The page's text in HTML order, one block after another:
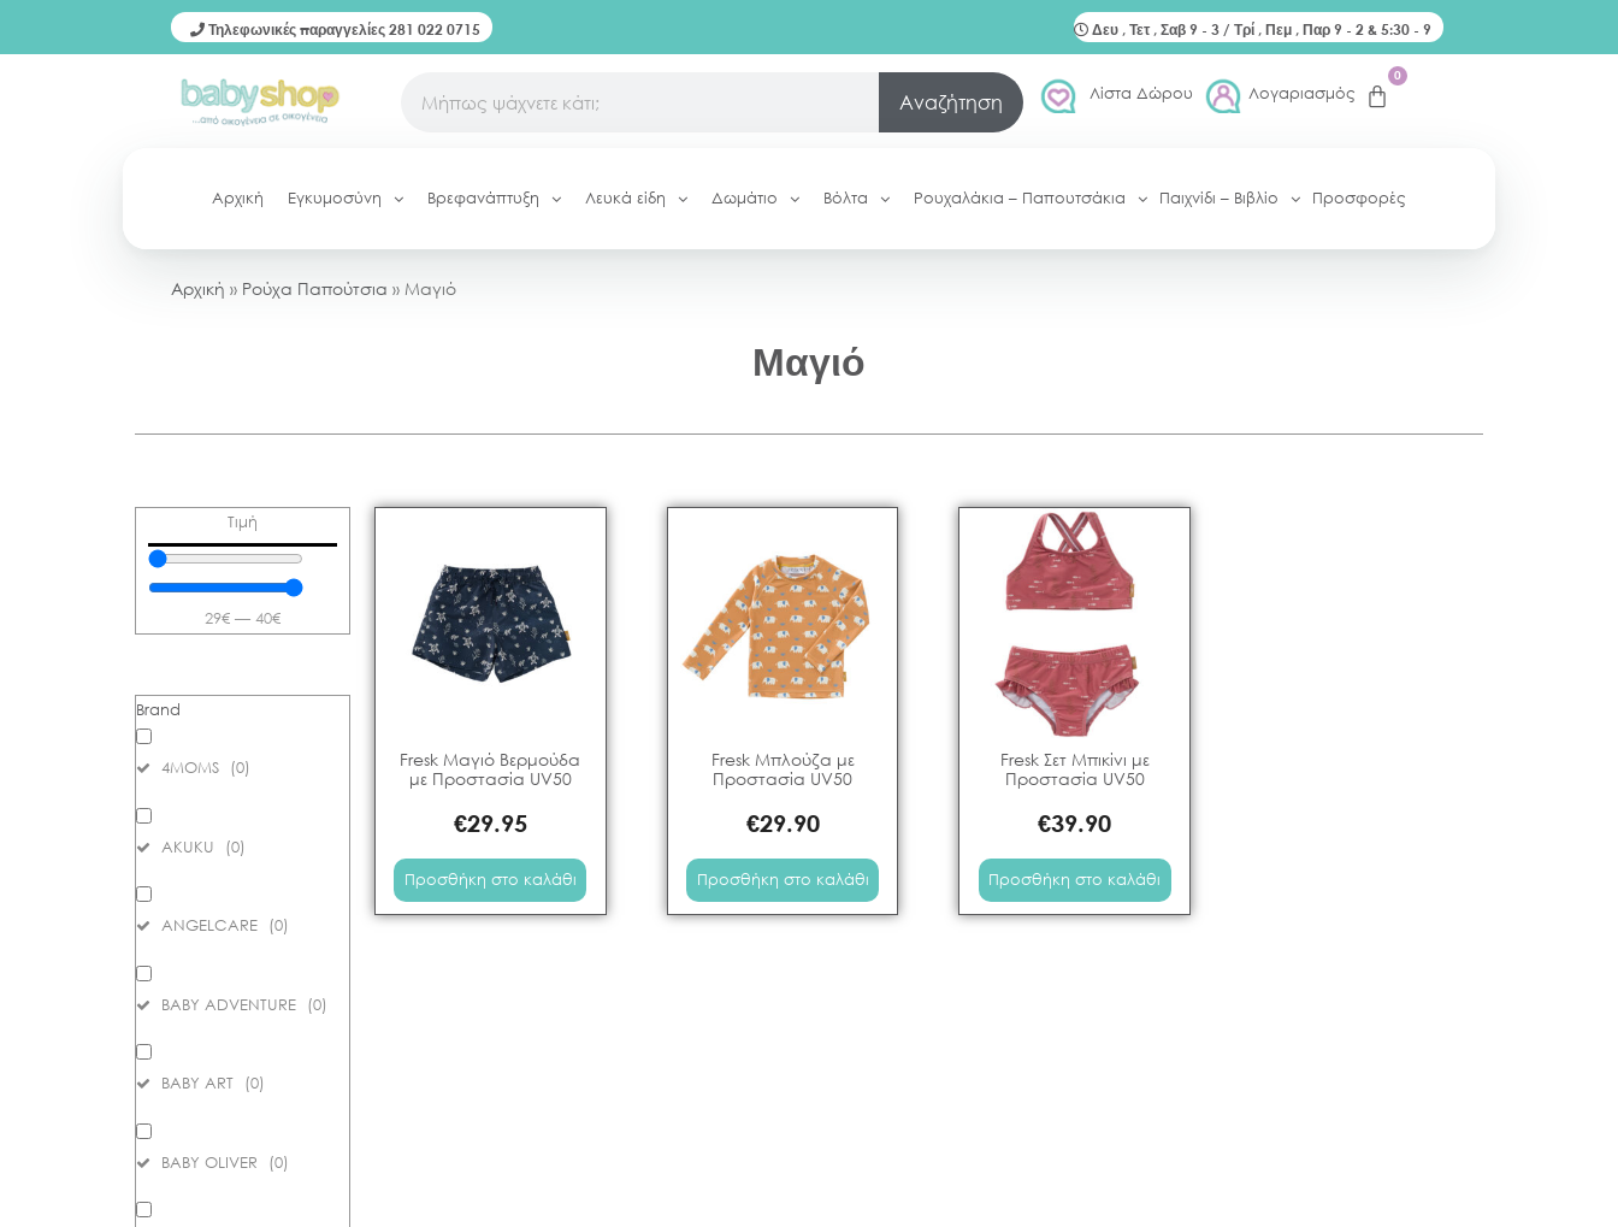
Τηλεφωνικές παραγγελίες 281 022 0715 Δευ , Τετ , Σαβ 9 - 3 / Τρί , Πεμ , Παρ 9 - 2 & 5:30 - 9
Αναζήτηση Λίστα Δώρου Λογαριασμός
0
Αρχική Εγκυμοσύνη Βρεφανάπτυξη Λευκά είδη Δωμάτιο Βόλτα Ρουχαλάκια – Παπουτσάκια Παιχνίδι – Βιβλίο Προσφορές
Αρχική » Ρούχα Παπούτσια » Μαγιό
Μαγιό
Τιμή
29€— 40€
Brand
4MOMS (0)
AKUKU (0)
ANGELCARE (0)
BABY ADVENTURE (0)
BABY ART (0)
BABY OLIVER (0)
Fresk Μαγιό Βερμούδα
με Προστασία UV50
€29.95
Προσθήκη στο καλάθι
Fresk Μπλούζα με
Προστασία UV50
€29.90
Προσθήκη στο καλάθι
Fresk Σετ Μπικίνι με
Προστασία UV50
€39.90
Προσθήκη στο καλάθι